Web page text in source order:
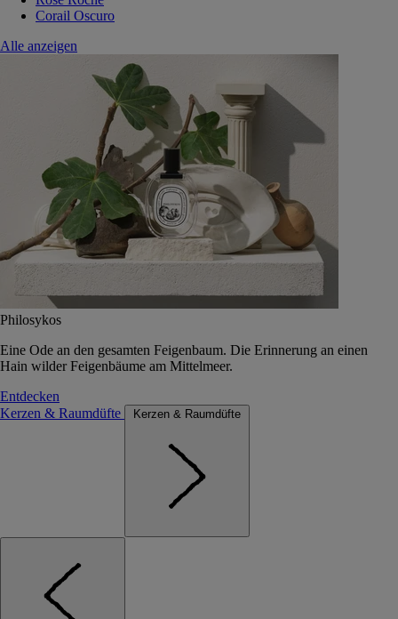
Corail Oscuro
Alle anzeigen
Philosykos
Eine Ode an den gesamten Feigenbaum. Die Erinnerung an einen
Hain wilder Feigenbäume am Mittelmeer.
Entdecken
Kerzen & Raumdüfte
Kerzen & Raumdüfte